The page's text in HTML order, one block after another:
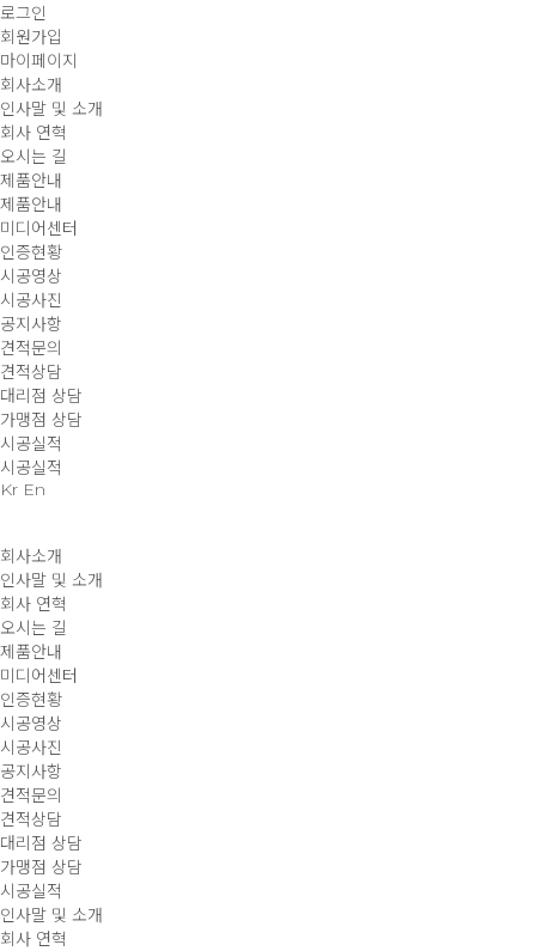
로그인
회원가입
마이페이지
회사소개
인사말 및 소개
회사 연혁
오시는 길
제품안내
제품안내
미디어센터
인증현황
시공영상
시공사진
공지사항
견적문의
견적상담
대리점 상담
가맹점 상담
시공실적
시공실적
Kr En
회사소개
인사말 및 소개
회사 연혁
오시는 길
제품안내
미디어센터
인증현황
시공영상
시공사진
공지사항
견적문의
견적상담
대리점 상담
가맹점 상담
시공실적
인사말 및 소개
회사 연혁